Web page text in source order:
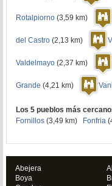
Rotalpiorno (3,59 km)
del Castro (2,13 km)
Valdelmayo (2,37 km)
Grande (4,21 km)
Los 5 pueblos más
Fornillos (3,49 km) Fonfria
Abejera
Boya